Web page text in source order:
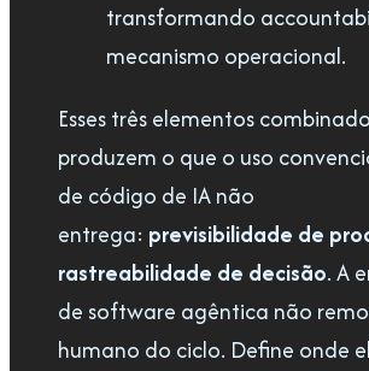
transformando
mecanismo operacional.
Esses três elementos
produzem o que o uso
de código de IA não
entrega: previsibilidade de
rastreabilidade de decisão. A
de software agêntica não
humano do ciclo. Define onde